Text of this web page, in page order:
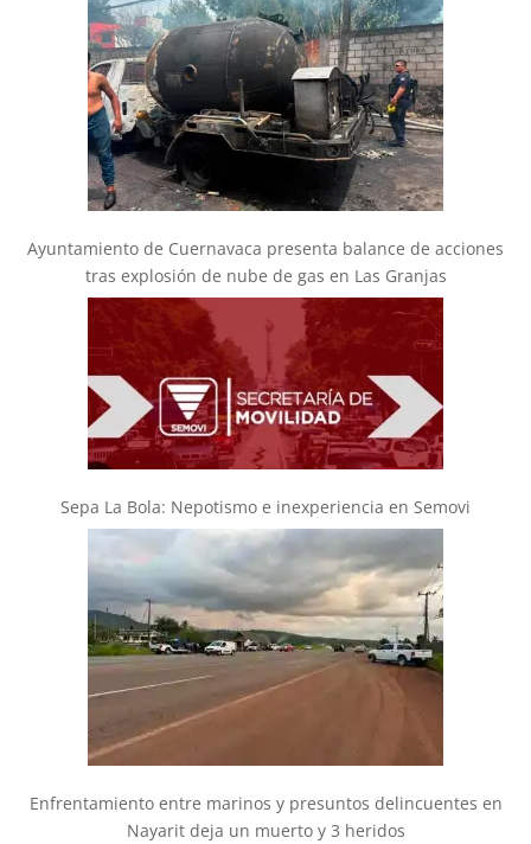
Ayuntamiento de Cuernavaca presenta balance de acciones
tras explosión de nube de gas en Las Granjas
Sepa La Bola: Nepotismo e inexperiencia en Semovi
Enfrentamiento entre marinos y presuntos delincuentes en
Nayarit deja un muerto y 3 heridos